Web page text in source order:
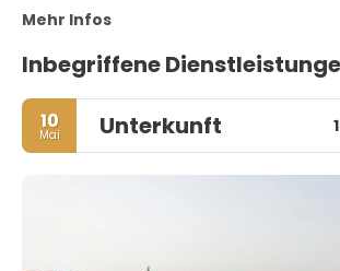
Mehr Infos
Inbegriffene
10
Mai Unterkunft